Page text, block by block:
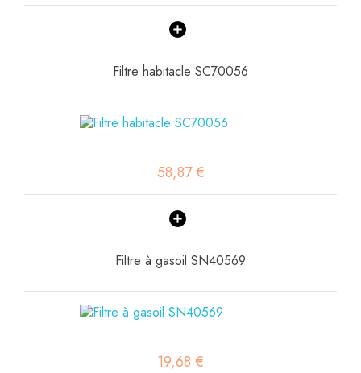
Filtre habitacle SC70056
58,87 €
Filtre à gasoil SN40569
19,68 €